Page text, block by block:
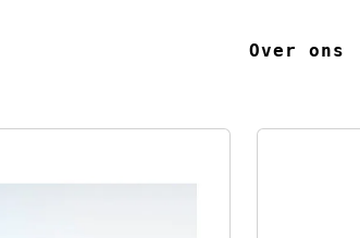
Over ons